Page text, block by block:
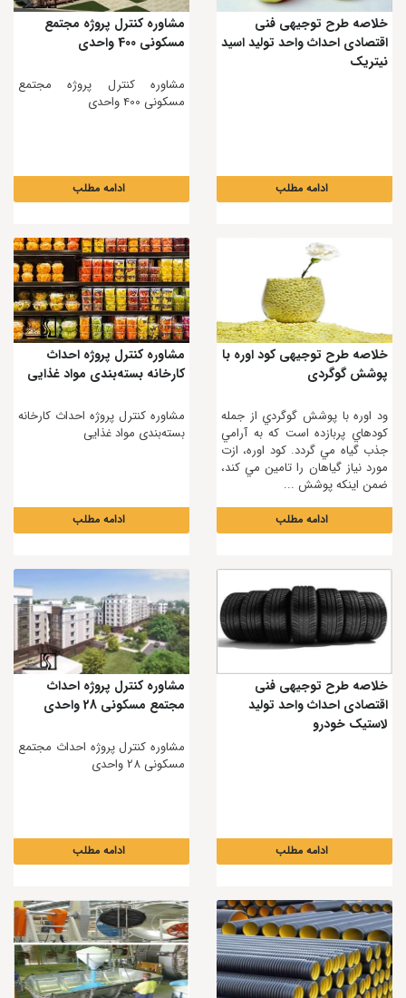
خلاصه طرح توجیهی فنی
اقتصادی احداث واحد تولید اسید
نیتریک
ادامه مطلب
مشاوره کنترل پروژه مجتمع
مسكونی 400 واحدی
مشاوره کنترل پروژه مجتمع
مسكونی 400 واحدی
ادامه مطلب
خلاصه طرح توجیهی کود اوره با
پوشش گوگردی
ود اوره با پوشش گوگردي از جمله
کودهاي پربازده است که به آرامي
جذب گياه مي گردد. کود اوره، ازت
مورد نياز گياهان را تامين مي کند،
ضمن اينکه پوشش ...
ادامه مطلب
مشاوره کنترل پروژه احداث
كارخانه بسته‌بندی مواد غذایی
مشاوره کنترل پروژه احداث كارخانه
بسته‌بندی مواد غذایی
ادامه مطلب
خلاصه طرح توجیهی فنی
اقتصادی احداث واحد تولید
لاستیک خودرو
ادامه مطلب
مشاوره کنترل پروژه احداث
مجتمع مسکونی 28 واحدی
مشاوره کنترل پروژه احداث مجتمع
مسکونی 28 واحدی
ادامه مطلب